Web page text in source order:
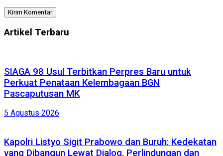
Artikel Terbaru
SIAGA 98 Usul Terbitkan Perpres Baru untuk
Perkuat Penataan Kelembagaan BGN
Pascaputusan MK
5 Agustus 2026
Kapolri Listyo Sigit Prabowo dan Buruh: Kedekatan
yang Dibangun Lewat Dialog, Perlindungan dan